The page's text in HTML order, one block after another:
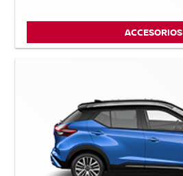
ACCESORIOS